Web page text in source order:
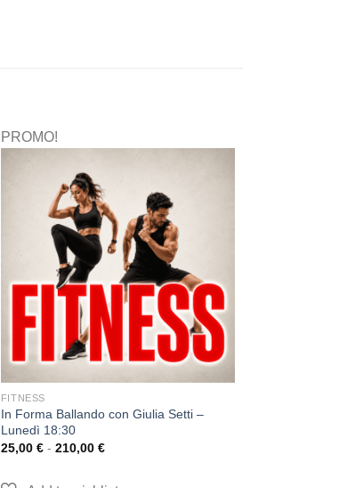
PROMO!
FITNESS
In Forma Ballando con Giulia Setti –
Lunedì 18:30
25,00 € - 210,00 €